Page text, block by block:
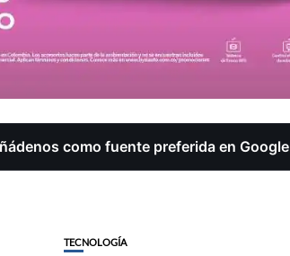
como fuente preferida en Google
TECNOLOGÍA